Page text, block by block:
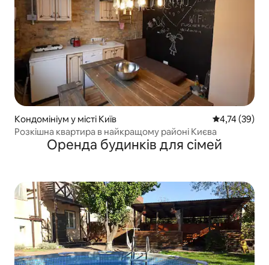
Кондомініум у місті Київ Середня
4,74 (39)
Розкішна квартира в найкращому районі Києва
Оренда будинків для сімей